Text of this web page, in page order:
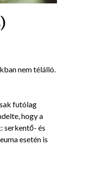
nem télálló.
futólag
hogy a
serkentő- és
esetén is